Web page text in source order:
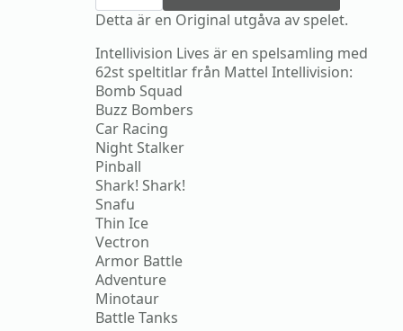
-
The
History
of
Video
Gaming
mängd
Detta är en Original utgåva av spelet.
Intellivision Lives är en spelsamling med
62st speltitlar från Mattel Intellivision:
Bomb Squad
Buzz Bombers
Car Racing
Night Stalker
Pinball
Shark! Shark!
Snafu
Thin Ice
Vectron
Armor Battle
Adventure
Minotaur
Battle Tanks